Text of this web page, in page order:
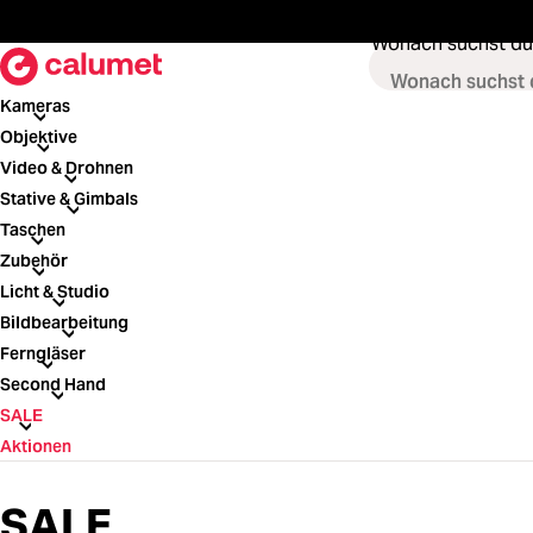
Wonach suchst
Kameras
Kameras
Objektive
Objektive
Video & Drohnen
Video & Drohnen
Stative & Gimbals
Stative & Gimbals
Taschen
Taschen
Zubehör
Zubehör
Licht & Studio
Licht & Studio
Bildbearbeitung
Bildbearbeitung
Ferngläser
Ferngläser
Second Hand
Second Hand
SALE
SALE
Aktionen